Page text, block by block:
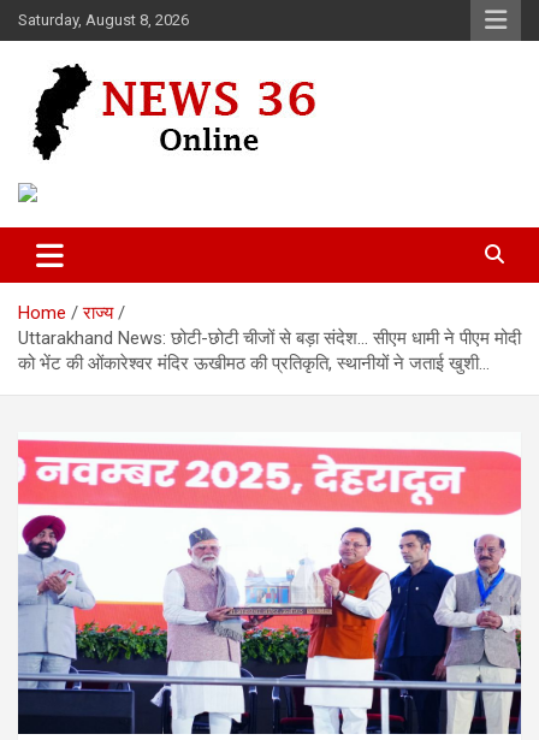
Skip
to
Saturday, August 8, 2026
News 36
Home
राज्य
Uttarakhand News: छोटी-छोटी चीजों से बड़ा संदेश… सीएम धामी ने पीएम मोदी
को भेंट की ओंकारेश्वर मंदिर ऊखीमठ की प्रतिकृति, स्थानीयों ने जताई खुशी…